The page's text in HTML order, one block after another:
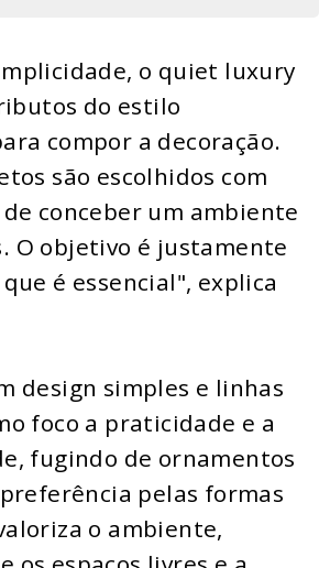
o quiet luxury
do estilo
compor a decoração.
são escolhidos com
conceber um ambiente
O objetivo é justamente
é essencial", explica
design simples e linhas
foco a praticidade e a
fugindo de ornamentos
pelas formas
o ambiente,